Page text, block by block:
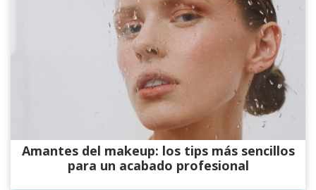
Amantes del makeup: los tips más sencillos
para un acabado profesional